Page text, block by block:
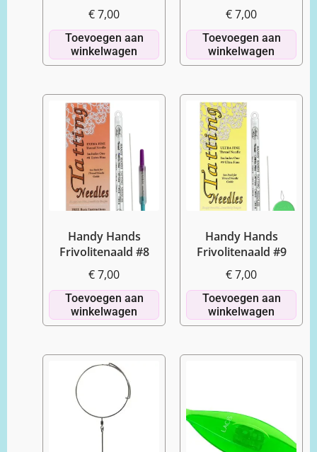
€7,00
Toevoegen aan
winkelwagen
€7,00
Toevoegen aan
winkelwagen
Handy Hands
Frivolitenaald #8
€7,00
Toevoegen aan
winkelwagen
Handy Hands
Frivolitenaald #9
€7,00
Toevoegen aan
winkelwagen